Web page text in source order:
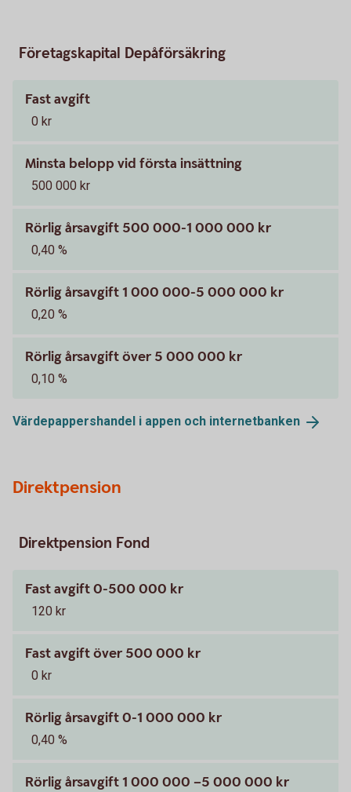
Företagskapital Depåförsäkring
Fast avgift
0 kr
Minsta belopp vid första insättning
500 000 kr
Rörlig årsavgift 500 000-1 000 000 kr
0,40 %
Rörlig årsavgift 1 000 000-5 000 000 kr
0,20 %
Rörlig årsavgift över 5 000 000 kr
0,10 %
Värdepappershandel i appen och internetbanken
Direktpension
Direktpension Fond
Fast avgift 0-500 000 kr
120 kr
Fast avgift över 500 000 kr
0 kr
Rörlig årsavgift 0-1 000 000 kr
0,40 %
Rörlig årsavgift 1 000 000 –5 000 000 kr